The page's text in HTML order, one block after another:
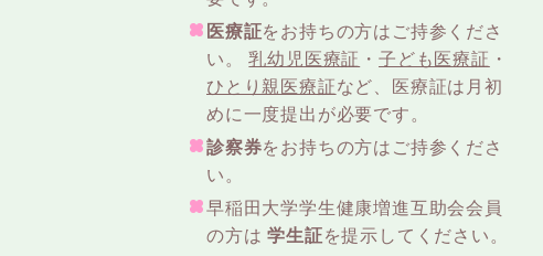
医療証をお持ちの方はご持参くださ
い。乳幼児医療証 ・子ども医療証 ・
ひとり親医療証など、医療証は月初
めに一度提出が必要です。
診察券をお持ちの方はご持参くださ
い。
早稲田大学学生健康増進互助会会員
の方は学生証を提示してください。